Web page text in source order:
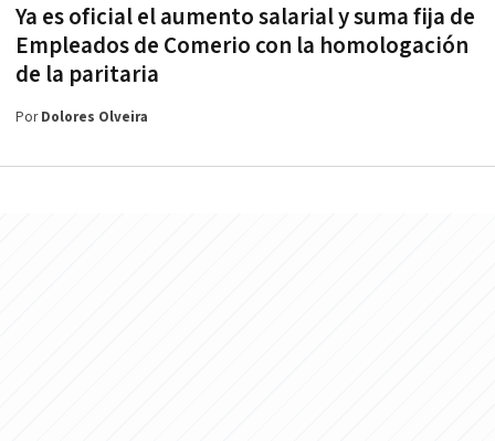
Ya es oficial el aumento salarial y suma fija de
Empleados de Comerio con la homologación
de la paritaria
PorDolores Olveira